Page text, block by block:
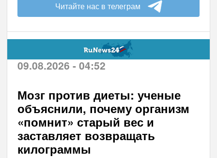
Читайте нас в телеграм
09.08.2026 - 04:52
Мозг против диеты: ученые
объяснили, почему организм
«помнит» старый вес и
заставляет возвращать
килограммы